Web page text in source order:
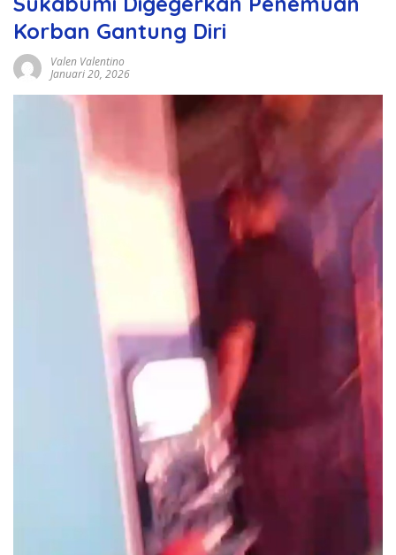
Korban Gantung Diri
Valen Valentino
Januari 20, 2026